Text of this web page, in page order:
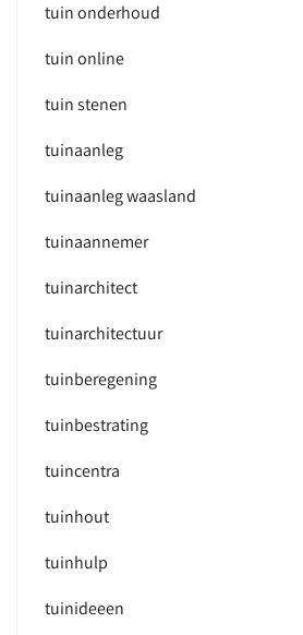
tuin onderhoud
tuin online
tuin stenen
tuinaanleg
tuinaanleg waasland
tuinaannemer
tuinarchitect
tuinarchitectuur
tuinberegening
tuinbestrating
tuincentra
tuinhout
tuinhulp
tuinideeen